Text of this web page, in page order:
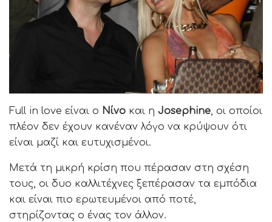
Full in love είναι ο Νίνο και η Josephine, οι οποίοι
πλέον δεν έχουν κανέναν λόγο να κρύψουν ότι
είναι μαζί και ευτυχισμένοι.
Μετά τη μικρή κρίση που πέρασαν στη σχέση
τους, οι δυο καλλιτέχνες ξεπέρασαν τα εμπόδια
και είναι πιο ερωτευμένοι από ποτέ,
στηρίζοντας ο ένας τον άλλον.